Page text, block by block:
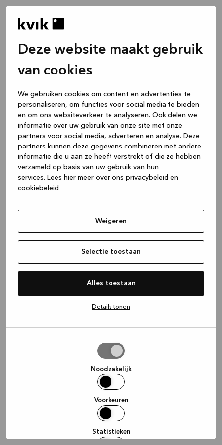
Deze website maakt gebruik
van cookies
We gebruiken cookies om content en advertenties te
personaliseren, om functies voor social media te bieden
en om ons websiteverkeer te analyseren. Ook delen we
informatie over uw gebruik van onze site met onze
partners voor social media, adverteren en analyse. Deze
partners kunnen deze gegevens combineren met andere
informatie die u aan ze heeft verstrekt of die ze hebben
verzameld op basis van uw gebruik van hun
services. Lees hier meer over ons privacybeleid en
cookiebeleid
Weigeren
Selectie toestaan
Alles toestaan
Details tonen
Noodzakelijk
Voorkeuren
Statistieken
(see the browser console for more
information).